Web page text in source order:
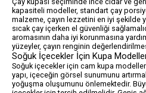
kapasiteli modeller, standart çay
malzeme, çayın lezzetini en iyi şekilde
sıcak çay içerken el güvenliği
aromasının daha iyi korunmasına
yüzeyler, çayın renginin
Soğuk İçecekler İçin Kupa
Soğuk içecekler için cam kupa
yapı, içeceğin görsel sunumunu
yoğuşma oluşumunu önlemektedir.